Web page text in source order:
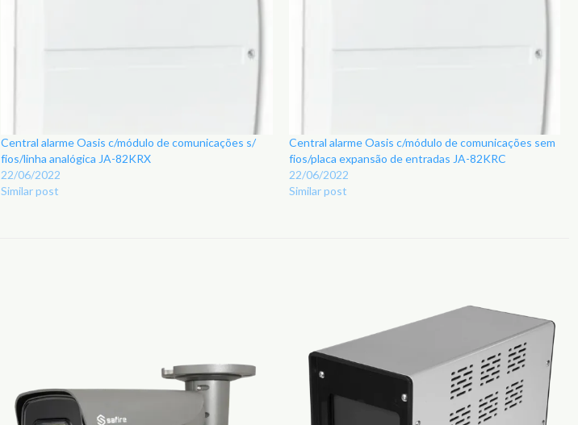
Central alarme Oasis c/módulo de comunicações s/
fios/linha analógica JA-82KRX
22/06/2022
Similar post
Central alarme Oasis c/módulo de comunicações sem
fios/placa expansão de entradas JA-82KRC
22/06/2022
Similar post